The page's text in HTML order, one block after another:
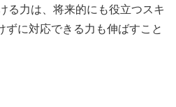
る力は、将来的にも役立つスキ
ずに対応できる力も伸ばすこと